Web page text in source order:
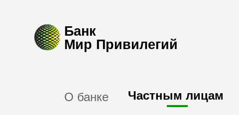
Банк
Мир Привилегий
О банке Частным лицам